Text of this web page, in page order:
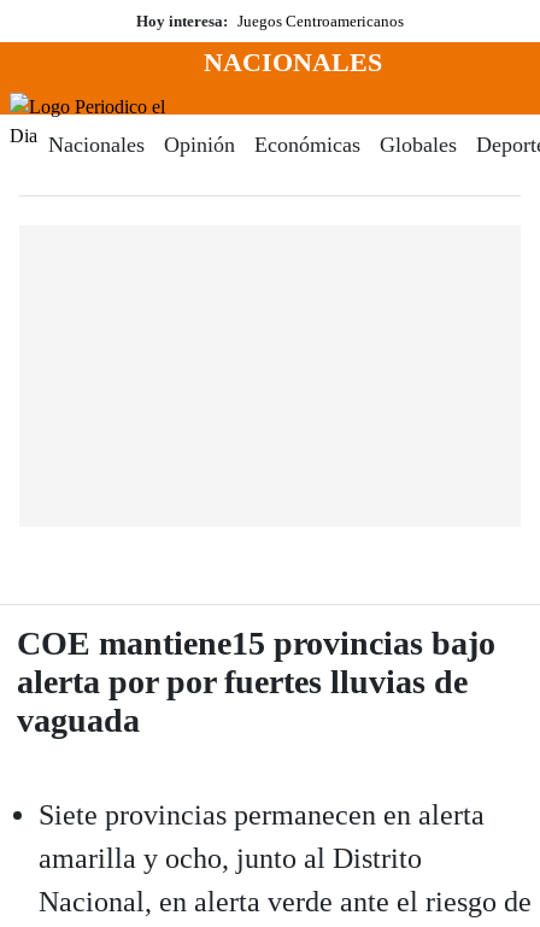
al
Hoy interesa: Juegos Centroamericanos
Menú
NACIONALES
Nacionales Opinión Económicas Globales
COE mantiene15 provincias bajo
alerta por por fuertes lluvias de
vaguada
Siete provincias permanecen en alerta
amarilla y ocho, junto al Distrito
Nacional, en alerta verde ante el riesgo de